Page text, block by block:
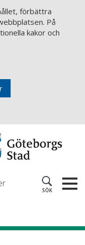
förbättra
På
kakor och
SÖK